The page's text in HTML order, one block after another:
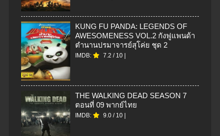
KUNG FU PANDA: LEGENDS OF
AWESOMENESS VOL.2 กังฟูแพนด้า
ตำนานปรมาจารย์สุโค่ย ชุด 2
IMDB: 7.2 / 10 |
THE WALKING DEAD SEASON 7
ตอนที่ 09 พากย์ไทย
IMDB: 9.0 / 10 |